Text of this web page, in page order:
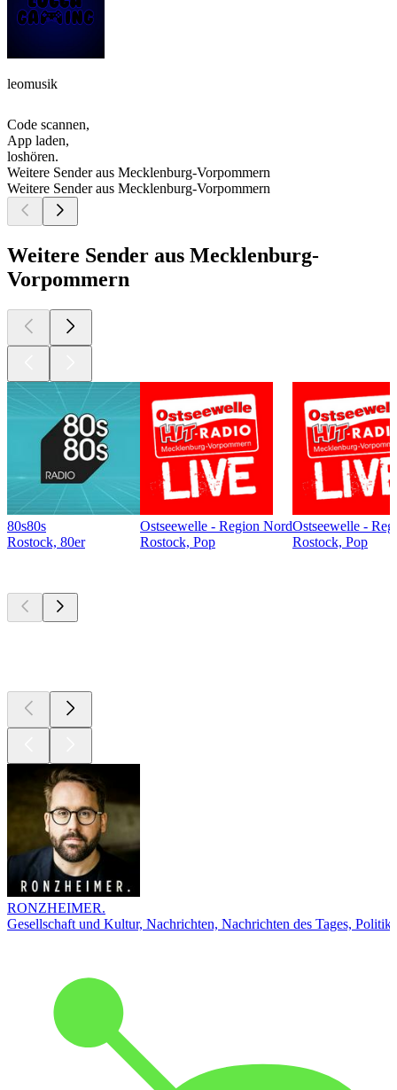
leomusik
Code scannen,
App laden,
loshören.
Weitere Sender aus Mecklenburg-Vorpommern
Weitere Sender aus Mecklenburg-Vorpommern
Weitere Sender aus Mecklenburg-
Vorpommern
80s80s
Rostock, 80er
Ostseewelle - Region Nord
Rostock, Pop
Ostseewelle -
Rostock, Pop
RONZHEIMER.
Gesellschaft und Kultur, Nachrichten, Nachrichten des Tages, Politik